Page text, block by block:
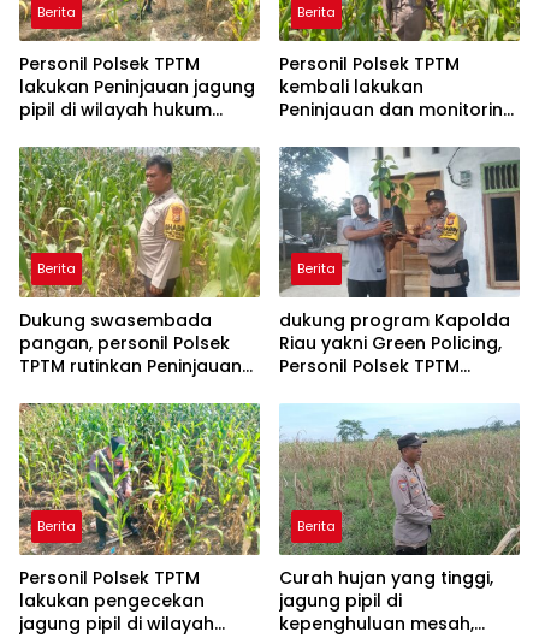
Berita
Personil Polsek TPTM
lakukan Peninjauan jagung
pipil di wilayah hukum
Berita
Personil Polsek TPTM
kembali lakukan
Peninjauan dan monitoring
wilayah hukum Polsek
TPTM
Berita
Dukung swasembada
pangan, personil Polsek
TPTM rutinkan Peninjauan
pipil di wilayah hukum
Polsek TPTM
Berita
dukung program Kapolda
Riau yakni Green Policing,
Personil Polsek TPTM
matoa kepada
masyarakat
Berita
Personil Polsek TPTM
lakukan pengecekan
jagung pipil di wilayah
Berita
Curah hujan yang tinggi,
jagung pipil di
kepenghuluan mesah,